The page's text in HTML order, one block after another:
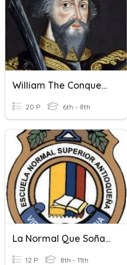
William The Conquerer And The Norman Conquest
20 P 6th - 8th
La Normal Que Soñamos
12 P 8th - 11th